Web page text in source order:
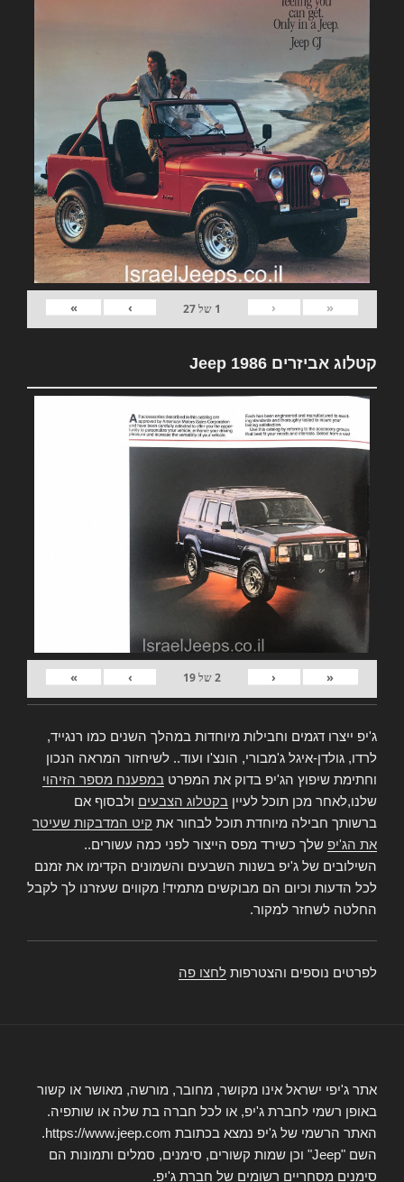
«
‹
1 של27
›
»
קטלוג אביזרים Jeep 1986
«
‹
2של19
›
»
ג'יפ ייצרו דגמים וחבילות מיוחדות במהלך השנים כמו רנגייד,
לרדו, גולדן-איגל ג'מבורי, הונצ'ו ועוד.. לשיחזור המראה הנכון
וחתימת שיפוץ הג'יפ בדוק את המפרט במפענח מספר הזיהוי
שלנו,לאחר מכן תוכל לעיין בקטלוג הצבעים ולבסוף אם
ברשותך חבילה מיוחדת תוכל לבחור את קיט המדבקות שעיטר
את הג'יפ שלך כשירד מפס הייצור לפני כמה עשורים..
השילובים של ג'יפ בשנות השבעים והשמונים הקדימו את זמנם
לכל הדעות וכיום הם מבוקשים מתמיד! מקווים שעזרנו לך לקבל
החלטה לשחזר למקור.
לפרטים נוספים והצטרפות לחצו פה
אתר ג'יפי ישראל אינו מקושר, מחובר, מורשה, מאושר או קשור
באופן רשמי לחברת ג'יפ, או לכל חברה בת שלה או שותפיה.
האתר הרשמי של ג'יפ נמצא בכתובת https://www.jeep.com.
השם "Jeep" וכן שמות קשורים, סימנים, סמלים ותמונות הם
סימנים מסחריים רשומים של חברת ג'יפ.